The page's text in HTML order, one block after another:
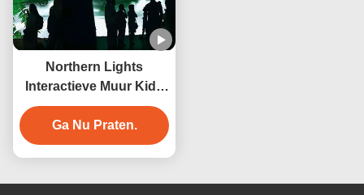
Northern Lights
Interactieve Muur Kids
Ruimteverkenning
Interactieve projectie
Ga Nu Praten.